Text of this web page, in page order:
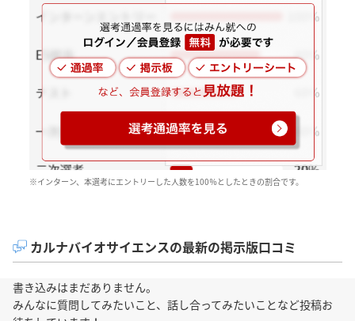
※インターン、本選考にエントリーした人数を100％としたときの割合です。
カルナバイオサイエンスの最新の掲示版口コミ
書き込みはまだありません。
みんなに質問してみたいこと、話し合ってみたいことなど投稿お